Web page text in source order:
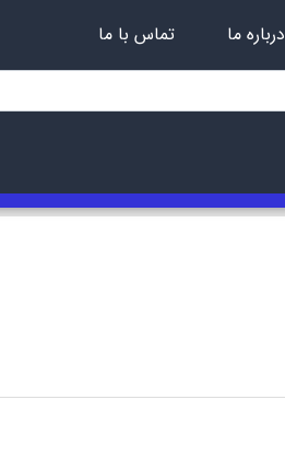
درباره ما تماس با ما